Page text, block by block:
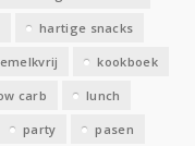
hartige snacks
kookboek
carb lunch
party pasen